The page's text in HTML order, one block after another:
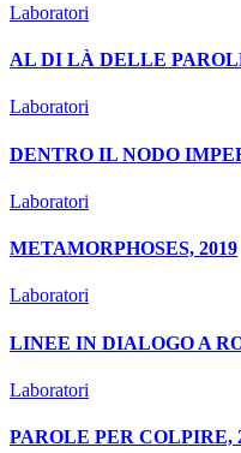
Laboratori
AL DI LÀ DELLE
Laboratori
DENTRO IL NODO
Laboratori
METAMORPHOSES, 2019
Laboratori
LINEE IN DIALOGO A
Laboratori
PAROLE PER COLPIRE,